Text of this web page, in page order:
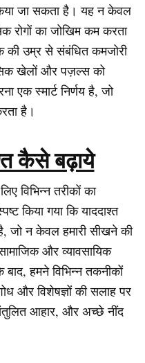
जा सकता है। यह न केवल
रोगों का जोखिम कम करता
की उम्र से संबंधित कमजोरी
खेलों और पज़ल्स को
एक स्मार्ट निर्णय है, जो
है।
कैसे बढ़ाये
विभिन्न तरीकों का
किया गया कि याददाश्त
जो न केवल हमारी सीखने की
और व्यावसायिक
हमने विभिन्न तकनीकों
और विशेषज्ञों की सलाह पर
आहार, और अच्छे नींद